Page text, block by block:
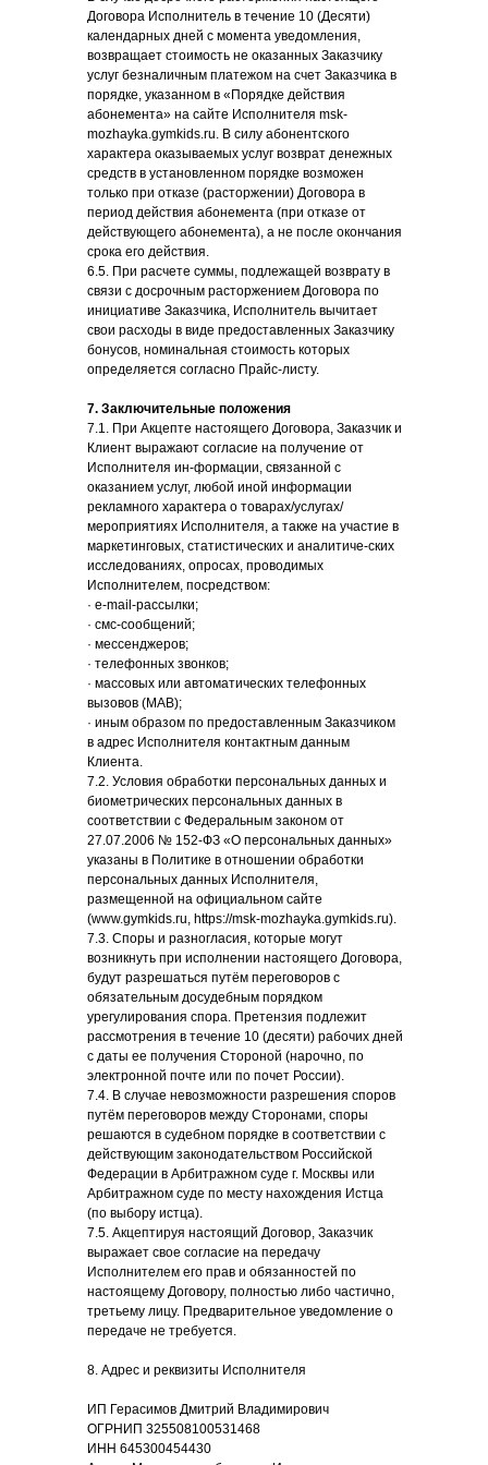
Договора Исполнитель в течение 10 (Десяти)
календарных дней с момента уведомления,
возвращает стоимость не оказанных Заказчику
услуг безналичным платежом на счет Заказчика в
порядке, указанном в «Порядке действия
абонемента» на сайте Исполнителя msk-
mozhayka.gymkids.ru. В силу абонентского
характера оказываемых услуг возврат денежных
средств в установленном порядке возможен
только при отказе (расторжении) Договора в
период действия абонемента (при отказе от
действующего абонемента), а не после окончания
срока его действия.
6.5. При расчете суммы, подлежащей возврату в
связи с досрочным расторжением Договора по
инициативе Заказчика, Исполнитель вычитает
свои расходы в виде предоставленных Заказчику
бонусов, номинальная стоимость которых
определяется согласно Прайс-листу.
7. Заключительные положения
7.1. При Акцепте настоящего Договора, Заказчик и
Клиент выражают согласие на получение от
Исполнителя ин-формации, связанной с
оказанием услуг, любой иной информации
рекламного характера о товарах/услугах/
мероприятиях Исполнителя, а также на участие в
маркетинговых, статистических и аналитиче-ских
исследованиях, опросах, проводимых
Исполнителем, посредством:
· e-mail-рассылки;
· смс-сообщений;
· мессенджеров;
· телефонных звонков;
· массовых или автоматических телефонных
вызовов (МАВ);
· иным образом по предоставленным Заказчиком
в адрес Исполнителя контактным данным
Клиента.
7.2. Условия обработки персональных данных и
биометрических персональных данных в
соответствии с Федеральным законом от
27.07.2006 № 152-ФЗ «О персональных данных»
указаны в Политике в отношении обработки
персональных данных Исполнителя,
размещенной на официальном сайте
(www.gymkids.ru, https://msk-mozhayka.gymkids.ru).
7.3. Споры и разногласия, которые могут
возникнуть при исполнении настоящего Договора,
будут разрешаться путём переговоров с
обязательным досудебным порядком
урегулирования спора. Претензия подлежит
рассмотрения в течение 10 (десяти) рабочих дней
с даты ее получения Стороной (нарочно, по
электронной почте или по почет России).
7.4. В случае невозможности разрешения споров
путём переговоров между Сторонами, споры
решаются в судебном порядке в соответствии с
действующим законодательством Российской
Федерации в Арбитражном суде г. Москвы или
Арбитражном суде по месту нахождения Истца
(по выбору истца).
7.5. Акцептируя настоящий Договор, Заказчик
выражает свое согласие на передачу
Исполнителем его прав и обязанностей по
настоящему Договору, полностью либо частично,
третьему лицу. Предварительное уведомление о
передаче не требуется.
8. Адрес и реквизиты Исполнителя
ИП Герасимов Дмитрий Владимирович
ОГРНИП 325508100531468
ИНН 645300454430